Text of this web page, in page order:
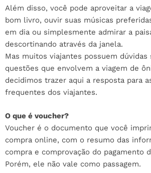
Além disso, você pode aproveitar a
bom livro, ouvir suas músicas
em dia ou simplesmente admirar a
descortinando através da janela.
Mas muitos viajantes possuem dúvidas
questões que envolvem a viagem de
decidimos trazer aqui a resposta para
frequentes dos viajantes.
O que é voucher?
Voucher é o documento que você
compra online, com o resumo das
compra e comprovação do pagamento
Porém, ele não vale como passagem.